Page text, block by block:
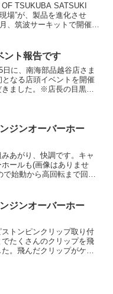
TSUKUBA SATSUKI
場”が、製品を進化させ
、筑波サーキットで開催さ
T...
ント報告です
日に、南海部品越谷店さま
となる店頭イベントを開催
きました。※店長の目黒さ
場者...
ジンオーバーホー
あがり、快調です。キャ
ールも(画像はありませ
で始動から高回転まで回る
失礼します。Everything
ジンオーバーホー
トンピンクリップ取り付
たくさんのクリップを飛
。飛んだクリップがケー